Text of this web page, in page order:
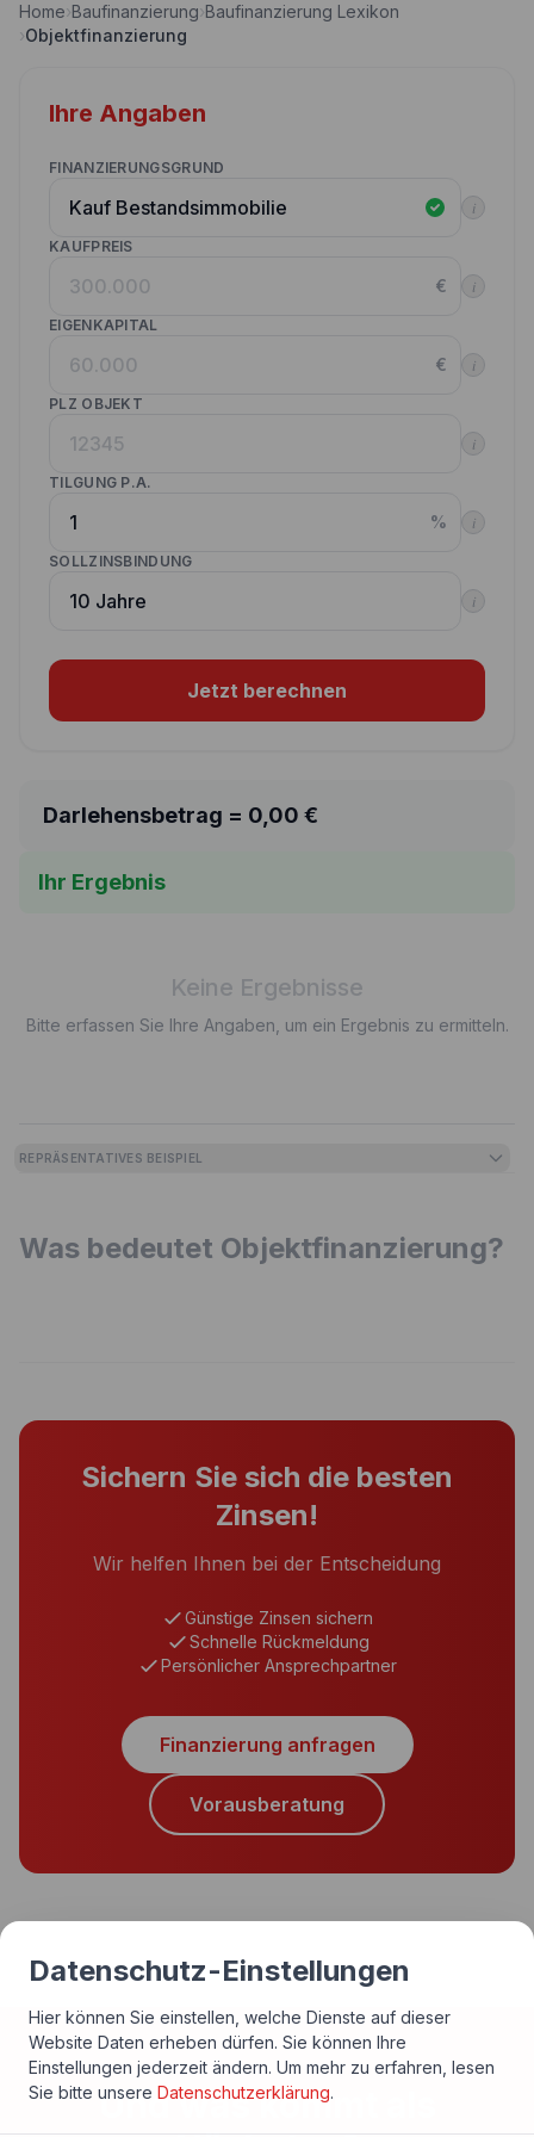
Nebenkostenrechner
Annuitätenrechner
Wettbewerbe
Kunden werben Kunden
Kontakt
Home›Baufinanzierung›Baufinanzierung Lexikon
›Objektfinanzierung
Ihre Angaben
FINANZIERUNGSGRUND
i
KAUFPREIS
€ i
EIGENKAPITAL
€ i
PLZ OBJEKT
i
TILGUNG P.A.
% i
SOLLZINSBINDUNG
i
Jetzt berechnen
Darlehensbetrag = 0,00 €
Ihr Ergebnis
Keine Ergebnisse
Bitte erfassen Sie Ihre Angaben, um ein Ergebnis zu ermitteln.
REPRÄSENTATIVES BEISPIEL
Was bedeutet Objektfinanzierung?
Sichern Sie sich die besten
Zinsen!
Wir helfen Ihnen bei der Entscheidung
Günstige Zinsen sichern
Schnelle Rückmeldung
Persönlicher Ansprechpartner
Finanzierung anfragen
Vorausberatung
Und was kommt als
Datenschutz-Einstellungen
Hier können Sie einstellen, welche Dienste auf dieser
Website Daten erheben dürfen. Sie können Ihre
Einstellungen jederzeit ändern. Um mehr zu erfahren, lesen
Sie bitte unsere Datenschutzerklärung.